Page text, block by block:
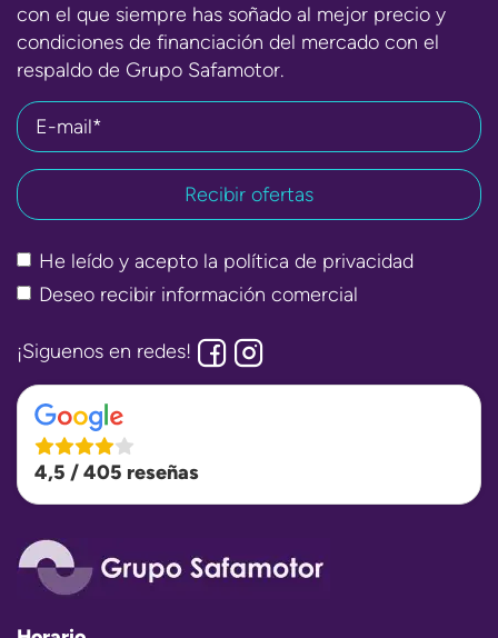
con el que siempre has soñado al mejor precio y
condiciones de financiación del mercado con el
respaldo de Grupo Safamotor.
E-mail*
He leído y acepto la política de privacidad
Deseo recibir información comercial
¡Siguenos en redes!
4,5 / 405 reseñas